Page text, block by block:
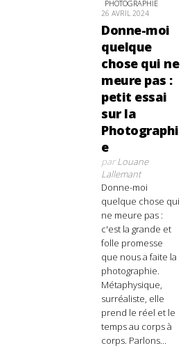
PHOTOGRAPHIE
26 AVRIL 2024
Donne-moi
quelque
chose qui ne
meure pas :
petit essai
sur la
Photographi
e
parLouane
Lallemant
Donne-moi
quelque chose qui
ne meure pas :
c'est la grande et
folle promesse
que nous a faite la
photographie.
Métaphysique,
surréaliste, elle
prend le réel et le
temps au corps à
corps. Parlons...